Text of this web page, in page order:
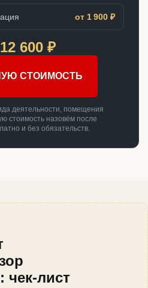
от 1 900 ₽
12 600 ₽
СТОИМОСТЬ
деятельности, помещения
стоимость назовём после
и без обязательств.
чек-лист